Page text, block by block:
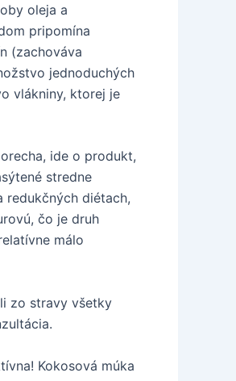
oleja a
pripomína
(zachováva
jednoduchých
vlákniny, ktorej je
ide o produkt,
stredne
diétach,
čo je druh
málo
zo stravy všetky
Kokosová múka